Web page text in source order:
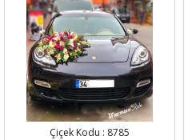
Çiçek Kodu : 8785